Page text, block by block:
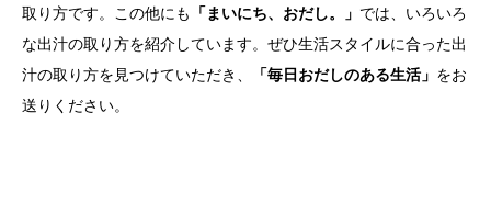
取り方です。この他にも 「まいにち、おだし。」 では、いろいろ
な出汁の取り方を紹介しています。ぜひ生活スタイルに合った出
汁の取り方を見つけていただき、
「毎日おだしのある生活」 をお
送りください。